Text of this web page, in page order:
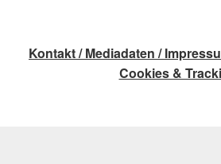
Kontakt / Mediadaten /
Cookies &